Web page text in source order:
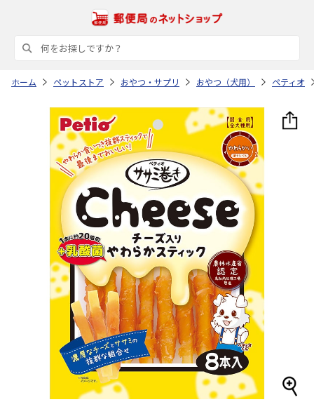
ホーム ペットストア おやつ・サプリ おやつ（犬用） ペティオ